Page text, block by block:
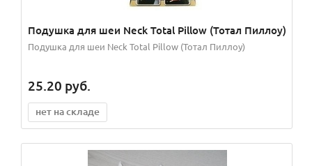
Подушка для шеи Neck Total Pillow (Тотал Пиллоу)
Подушка для шеи Neck Total Pillow (Тотал Пиллоу)
25.20 руб.
нет на складе